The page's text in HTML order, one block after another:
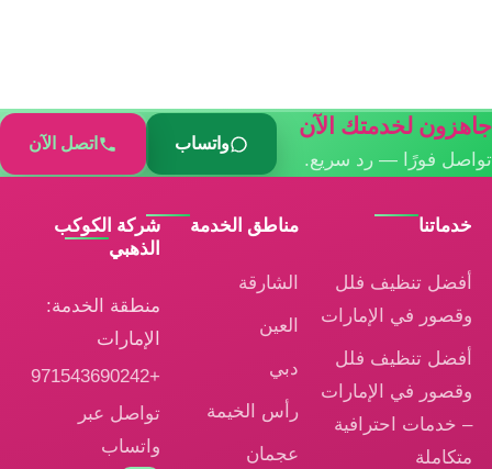
جاهزون لخدمتك الآن
تواصل فورًا — رد سريع.
واتساب اتصل الآن
خدماتنا
أفضل تنظيف فلل
وقصور في الإمارات
أفضل تنظيف فلل
وقصور في الإمارات
– خدمات احترافية
متكاملة
مناطق الخدمة
الشارقة
العين
دبي
رأس الخيمة
عجمان
شركة الكوكب
الذهبي
منطقة الخدمة:
الإمارات
+971543690242
تواصل عبر
واتساب